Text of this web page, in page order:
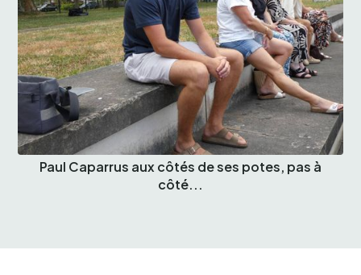
Paul Caparrus aux côtés de ses potes, pas à
côté...